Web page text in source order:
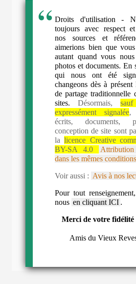
Droits d'utilisation -
toujours avec respect
nos sources et
aimerions bien que
autant quand vous nous
photos et documents. En
qui nous ont été
changeons dès à
de partage traditionnelle
sites. Désormais,
expressément signalée,
écrits, documents,
conception de site sont
lalicence Creative
BY-SA 4.0
dans les mêmes conditions
Voir aussi : Avis à nos
Pour tout
nous en cliquant ICI .
Merci de votre fidélité
Amis du Vieux